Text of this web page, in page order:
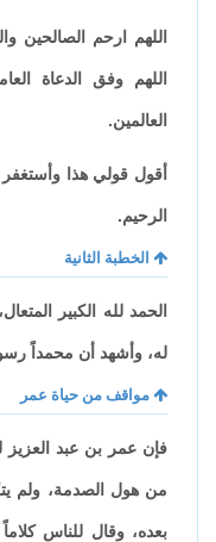
اللهم ارحم الصالحين
اللهم وفق الدعاة
العالمين.
أقول قولي هذا
الرحيم.
الخطبة الثانية
الحمد لله الكبير
له، وأشهد أن محمداً
مواقف من حياة عمر
فإن عمر بن عبد العزيز
من هول الصدمة، ولم
بعده، وقال للناس